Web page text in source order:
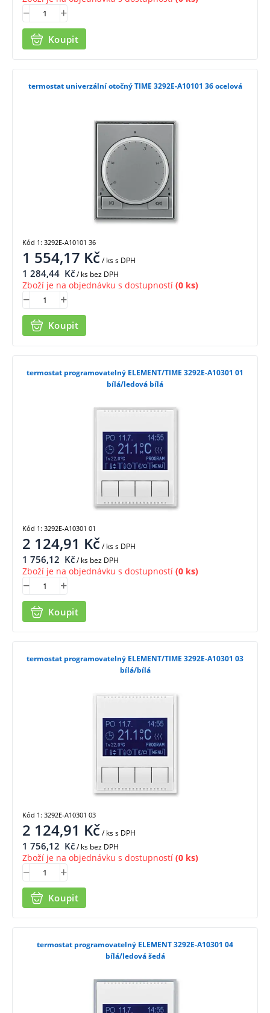
Koupit
termostat univerzální otočný TIME 3292E-A10101 36 ocelová
1 554,17 Kč/ kss DPH
1 284,44 Kč/ ks bez DPH
Zboží je na objednávku s dostupností (0 ks)
Koupit
Kód 1: 3292E-A10101 36
termostat programovatelný ELEMENT/TIME 3292E-A10301 01
bílá/ledová bílá
2 124,91 Kč/ kss DPH
1 756,12 Kč/ ks bez DPH
Zboží je na objednávku s dostupností (0 ks)
Koupit
Kód 1: 3292E-A10301 01
termostat programovatelný ELEMENT/TIME 3292E-A10301 03
bílá/bílá
2 124,91 Kč/ kss DPH
1 756,12 Kč/ ks bez DPH
Zboží je na objednávku s dostupností (0 ks)
Koupit
Kód 1: 3292E-A10301 03
termostat programovatelný ELEMENT 3292E-A10301 04
bílá/ledová šedá